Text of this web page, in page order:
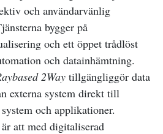
och användarvänlig
bygger på
och ett öppet trådlöst
och datainhämtning.
2Way tillgängliggör data
externa system direkt till
och applikationer.
att med digitaliserad